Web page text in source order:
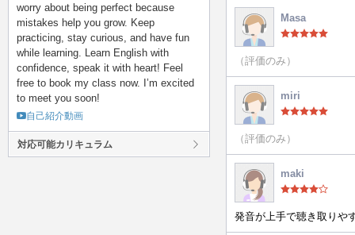
worry about being perfect because
mistakes help you grow. Keep
practicing, stay curious, and have fun
while learning. Learn English with
confidence, speak it with heart! Feel
free to book my class now. I’m excited
to meet you soon!
自己紹介動画
対応可能カリキュラム
Masa
（評価のみ）
miri
（評価のみ）
maki
発音が上手で聴き取りや